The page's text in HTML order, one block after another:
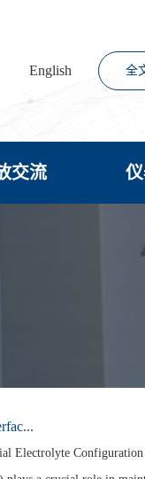
English
交流
Configuration